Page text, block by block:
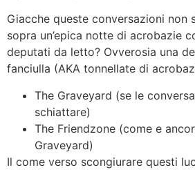
Giacche queste conversazioni non
sopra un’epica notte di acrobazie
deputati da letto? Ovverosia una
fanciulla (AKA tonnellate di
The Graveyard (se le
schiattare)
The Friendzone (come e
Graveyard)
Il come verso scongiurare questi